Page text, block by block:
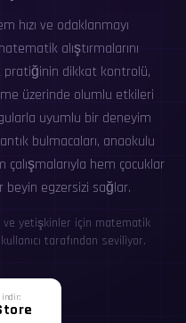
hızı ve odaklanmayı
alıştırmalarını
pratiğinin dikkat kontrolü,
üzerinde olumlu etkileri
uyumlu bir deneyim
bulmacaları, anaokulu
hem çocuklar
egzersizi sağlar.
yetişkinler için matematik
tarafından seviliyor.